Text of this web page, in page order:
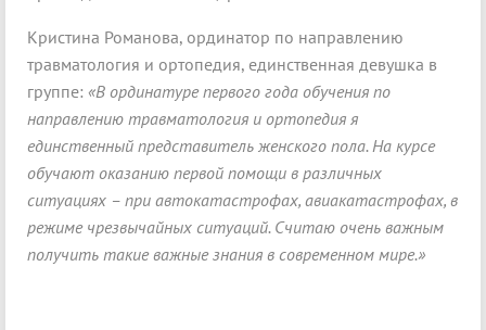
Кристина Романова, ординатор по направлению
травматология и ортопедия, единственная девушка в
группе: «В ординатуре первого года обучения по
направлению травматология и ортопедия я
единственный представитель женского пола. На курсе
обучают оказанию первой помощи в различных
ситуациях – при автокатастрофах, авиакатастрофах, в
режиме чрезвычайных ситуаций. Считаю очень важным
получить такие важные знания в современном мире.»